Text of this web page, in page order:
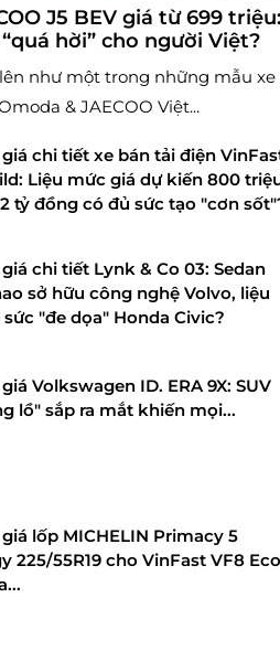
J5 BEV giá từ 699 triệu:
hời” cho người Việt?
như một trong những mẫu xe
& JAECOO Việt...
chi tiết xe bán tải điện
Liệu mức giá dự kiến 800
tỷ đồng có đủ sức tạo "cơn
chi tiết Lynk & Co 03: Sedan
sở hữu công nghệ Volvo, liệu
"đe dọa" Honda Civic?
Volkswagen ID. ERA 9X: SUV
lồ" sắp ra mắt khiến mọi...
lốp MICHELIN Primacy 5
225/55R19 cho VinFast VF8